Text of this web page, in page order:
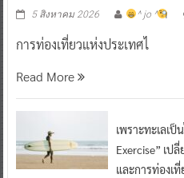
5 สิงหาคม 2026 ^ jo ^
การท่องเที่ยวแห่งประเทศไ
Read More
เพราะทะเลเ
Exercise” เป
และการท่องเ